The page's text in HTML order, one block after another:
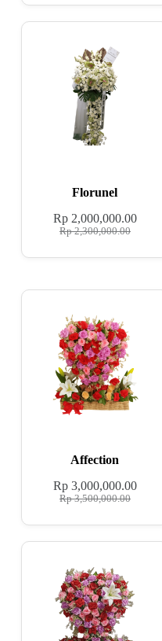
Florunel
Rp2,300,000.00
Rp2,000,000.00
Affection
Rp3,500,000.00
Rp3,000,000.00